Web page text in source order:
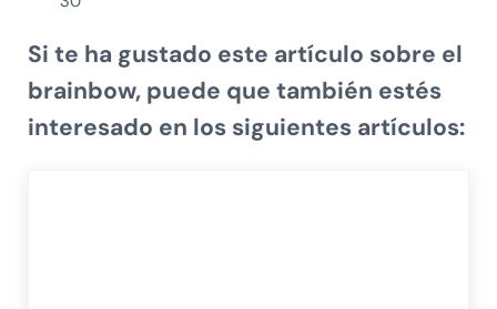
Si te ha gustado este artículo sobre el
brainbow, puede que también estés
interesado en los siguientes artículos: